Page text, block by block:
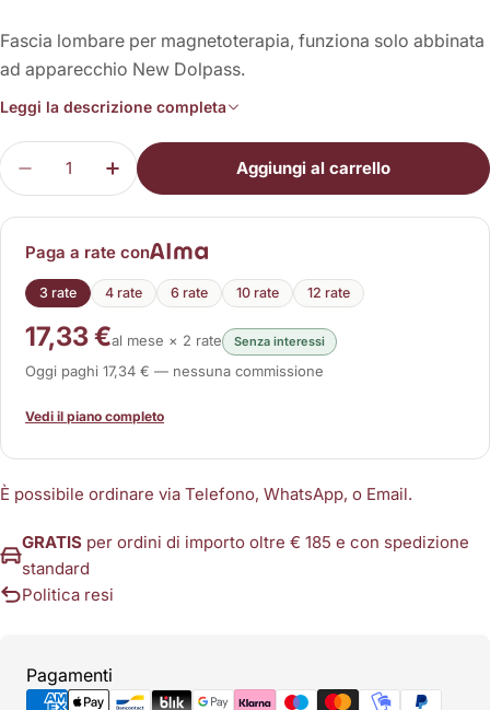
Fascia lombare per magnetoterapia, funziona solo abbinata
ad apparecchio New Dolpass.
Leggi la descrizione completa
Quantità
Diminuisci la quantità per Fascia Lombare (New
Aumenta la quantità per Fascia
Aggiungi al carrello
Paga a rate con
3 rate 4 rate 6 rate 10 rate 12 rate
17,33 €al mese × 2 rate Senza interessi
Oggi paghi 17,34 € — nessuna commissione
Vedi il piano completo
È possibile ordinare via Telefono, WhatsApp, o Email.
GRATIS per ordini di importo oltre € 185 e con spedizione
standard
Politica resi
Pagamenti
Metodi
di